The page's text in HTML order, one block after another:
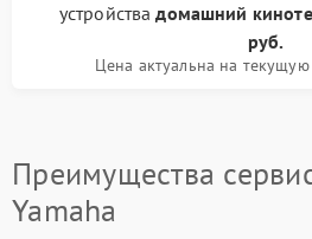
устройствадомашний
руб.
Цена актуальна на
Преимущества
Yamaha